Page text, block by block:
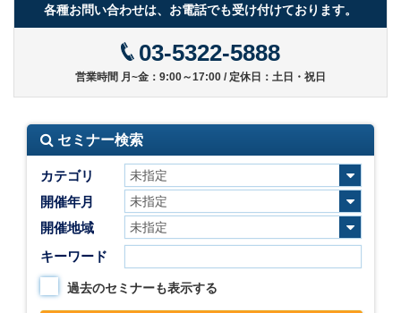
各種お問い合わせは、お電話でも受け付けております。
03-5322-5888
営業時間 月~金：9:00～17:00 / 定休日：土日・祝日
セミナー検索
カテゴリ
開催年月
開催地域
キーワード
過去のセミナーも表示する